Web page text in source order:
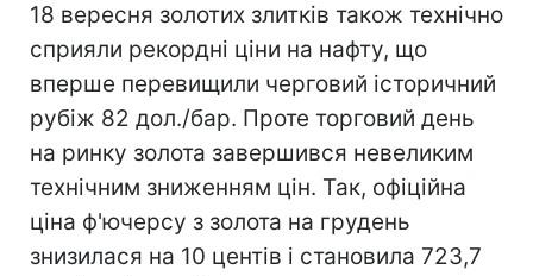
18 вересня золотих злитків також технічно
сприяли рекордні ціни на нафту, що
вперше перевищили черговий історичний
рубіж 82 дол./бар. Проте торговий день
на ринку золота завершився невеликим
технічним зниженням цін. Так, офіційна
ціна ф'ючерсу з золота на грудень
знизилася на 10 центів і становила 723,7